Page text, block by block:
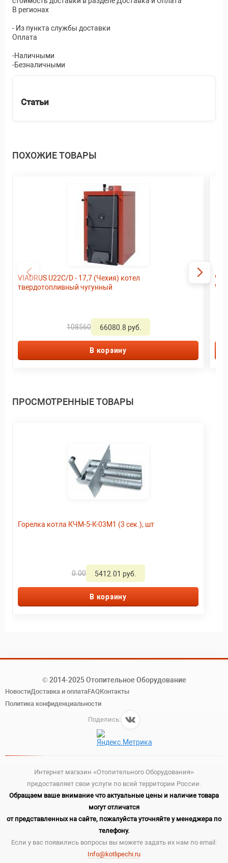
В регионах
- Из пункта службы доставки
Оплата
-Наличными
-Безналичными
Статьи
ПОХОЖИЕ ТОВАРЫ
VIADRUS U22C/D - 17,7 (Чехия) котел
твердотопливный чугунный
108560 66080.8 руб.
В корзину
ПРОСМОТРЕННЫЕ ТОВАРЫ
Горелка котла КЧМ-5-К-03М1 (3 сек.), шт
0.00 5412.01 руб.
В корзину
© 2014-2025 Отопительное Оборудование
НовостиДоставка и оплатаFAQКонтакты
Политика конфиденциальности
Поделись:
Интернет магазин «Отопительного Оборудования»
предоставляет свои услуги по всей территории России.
Обращаем ваше внимание что актуальные цены и наличие товара
могут отличатся
от представленных на сайте, пожалуйста уточняйте у менеджера по
телефону.
Если у вас появились вопросы вы можете задать их нам по email:
Info@kotlipechi.ru